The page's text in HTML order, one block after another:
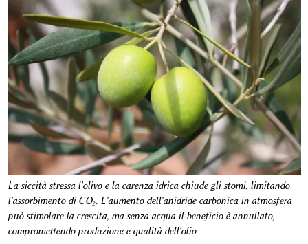
La siccità stressa l'olivo e la carenza idrica chiude gli stomi, limitando
l'assorbimento di CO₂. L'aumento dell'anidride carbonica in atmosfera
può stimolare la crescita, ma senza acqua il beneficio è annullato,
compromettendo produzione e qualità dell'olio